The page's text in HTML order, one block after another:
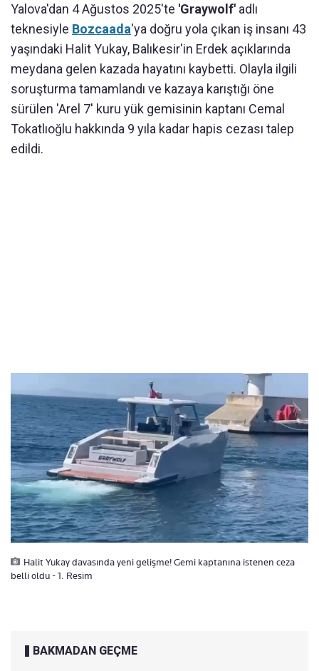
Yalova'dan 4 Ağustos 2025'te 'Graywolf' adlı
teknesiyle Bozcaada'ya doğru yola çıkan iş insanı 43
yaşındaki Halit Yukay, Balıkesir'in Erdek açıklarında
meydana gelen kazada hayatını kaybetti. Olayla ilgili
soruşturma tamamlandı ve kazaya karıştığı öne
sürülen 'Arel 7' kuru yük gemisinin kaptanı Cemal
Tokatlıoğlu hakkında 9 yıla kadar hapis cezası talep
edildi.
Halit Yukay davasında yeni gelişme! Gemi kaptanına istenen ceza
belli oldu - 1. Resim
BAKMADAN GEÇME